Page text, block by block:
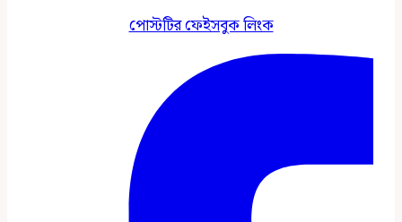
পোস্টটির ফেইসবুক লিংক